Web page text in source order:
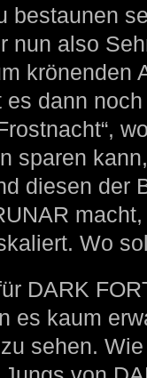
bestaunen
nun also
krönenden
dann
sparen
diesen der
Wo
DARK
es kaum
sehen.